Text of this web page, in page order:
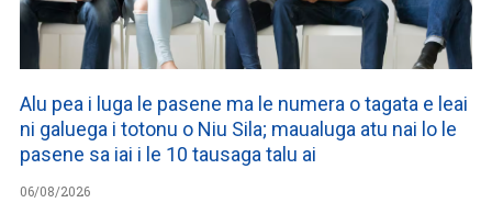
Alu pea i luga le pasene ma le numera o tagata e leai
ni galuega i totonu o Niu Sila; maualuga atu nai lo le
pasene sa iai i le 10 tausaga talu ai
06/08/2026